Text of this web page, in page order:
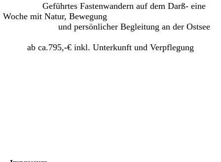
Geführtes Fastenwandern auf dem Darß- eine
Woche mit Natur, Bewegung
und persönlicher Begleitung an der Ostsee
ab ca.795,-€ inkl. Unterkunft und Verpflegung